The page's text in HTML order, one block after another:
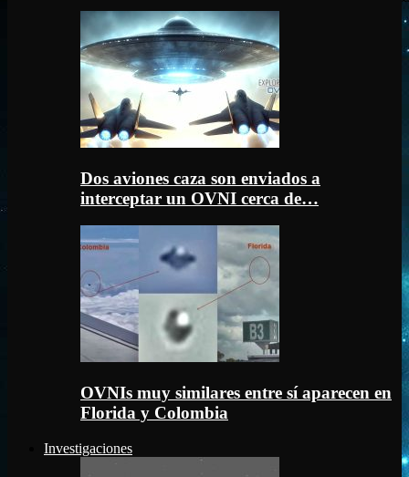
Dos aviones caza son enviados a
interceptar un OVNI cerca de…
OVNIs muy similares entre sí aparecen en
Florida y Colombia
Investigaciones